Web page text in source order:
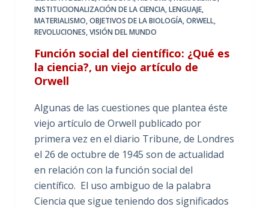
INSTITUCIONALIZACIÓN DE LA CIENCIA,LENGUAJE,
MATERIALISMO,OBJETIVOS DE LA BIOLOGÍA,ORWELL,
REVOLUCIONES,VISIÓN DEL MUNDO
Función social del científico: ¿Qué es
la ciencia?, un viejo artículo de
Orwell
Algunas de las cuestiones que plantea éste
viejo artículo de Orwell publicado por
primera vez en el diario Tribune, de Londres
el 26 de octubre de 1945 son de actualidad
en relación con la función social del
científico. El uso ambiguo de la palabra
Ciencia que sigue teniendo dos significados